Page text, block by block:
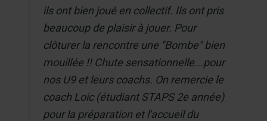
ils ont bien joué en collectif. Ils ont pris
beaucoup de plaisir à jouer. Pour
clôturer la rencontre une "Bombe" bien
mouillée !! Chute sensationnelle...pour
nos U9 et leurs coachs. On remercie le
coach Loic (étudiant STAPS 2e année)
pour la préparation et l'accueil du